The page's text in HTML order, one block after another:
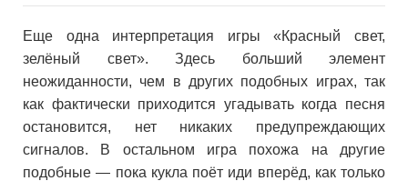
Еще одна интерпретация игры «Красный свет,
зелёный свет». Здесь больший элемент
неожиданности, чем в других подобных играх, так
как фактически приходится угадывать когда песня
остановится, нет никаких предупреждающих
сигналов. В остальном игра похожа на другие
подобные — пока кукла поёт иди вперёд, как только